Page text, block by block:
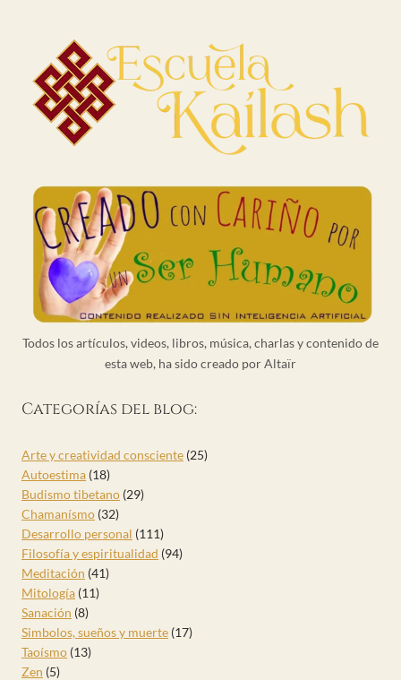
Todos los artículos, videos, libros, música, charlas y contenido de
esta web, ha sido creado por Altaïr
Categorías del blog:
Arte y creatividad consciente (25)
Autoestima (18)
Budismo tibetano (29)
Chamanísmo (32)
Desarrollo personal (111)
Filosofía y espiritualidad (94)
Meditación (41)
Mitología (11)
Sanación (8)
Simbolos, sueños y muerte (17)
Taoísmo (13)
Zen (5)